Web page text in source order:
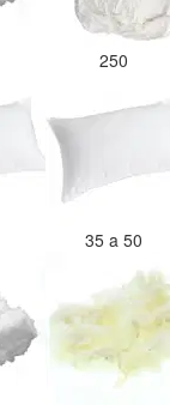
250
35 a 50